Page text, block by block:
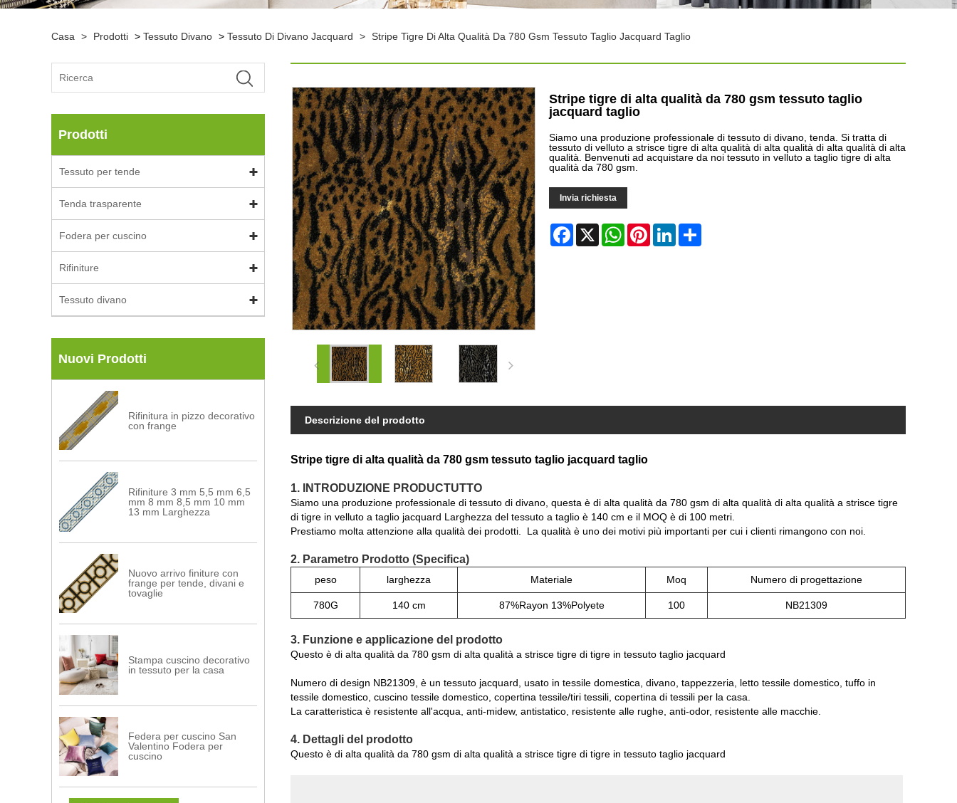
Casa > Prodotti > Tessuto Divano > Tessuto Di Divano Jacquard > Stripe Tigre Di Alta Qualità Da 780 Gsm Tessuto Taglio Jacquard Taglio
Prodotti
Tessuto per tende
Tenda trasparente
Fodera per cuscino
Rifiniture
Tessuto divano
Nuovi Prodotti
Rifinitura in pizzo decorativo
con frange
Rifiniture 3 mm 5,5 mm 6,5
mm 8 mm 8,5 mm 10 mm
13 mm Larghezza
Nuovo arrivo finiture con
frange per tende, divani e
tovaglie
Stampa cuscino decorativo
in tessuto per la casa
Federa per cuscino San
Valentino Fodera per
cuscino
Stripe tigre di alta qualità da 780 gsm tessuto taglio
jacquard taglio
Siamo una produzione professionale di tessuto di divano, tenda. Si tratta di
tessuto di velluto a strisce tigre di alta qualità di alta qualità di alta qualità di alta
qualità. Benvenuti ad acquistare da noi tessuto in velluto a taglio tigre di alta
qualità da 780 gsm.
Invia richiesta
Facebook
X WhatsAppPinterestLinkedInShare
Descrizione del prodotto
Stripe tigre di alta qualità da 780 gsm tessuto taglio jacquard taglio
1. INTRODUZIONE PRODUCTUTTO
Siamo una produzione professionale di tessuto di divano, questa è di alta qualità da 780 gsm di alta qualità di alta qualità a strisce tigre
di tigre in velluto a taglio jacquard Larghezza del tessuto a taglio è 140 cm e il MOQ è di 100 metri.
Prestiamo molta attenzione alla qualità dei prodotti. La qualità è uno dei motivi più importanti per cui i clienti rimangono con noi.
2. Parametro Prodotto (Specifica)
peso larghezza Materiale Moq Numero di progettazione
780G 140 cm 87%Rayon 13%Polyete 100 NB21309
3. Funzione e applicazione del prodotto
Questo è di alta qualità da 780 gsm di alta qualità a strisce tigre di tigre in tessuto taglio jacquard
Numero di design NB21309, è un tessuto jacquard, usato in tessile domestica, divano, tappezzeria, letto tessile domestico, tuffo in
tessile domestico, cuscino tessile domestico, copertina tessile/tiri tessili, copertina di tessili per la casa.
La caratteristica è resistente all'acqua, anti-midew, antistatico, resistente alle rughe, anti-odor, resistente alle macchie.
4. Dettagli del prodotto
Questo è di alta qualità da 780 gsm di alta qualità a strisce tigre di tigre in tessuto taglio jacquard